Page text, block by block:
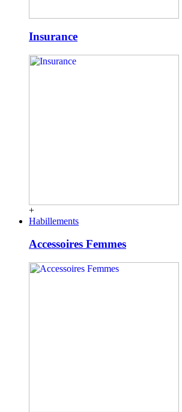
Insurance
+
Habillements
Accessoires Femmes